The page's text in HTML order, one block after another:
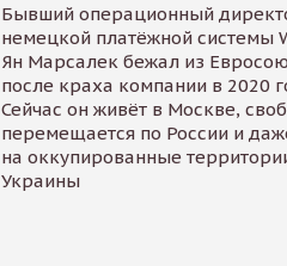
Бывший операционный
немецкой платёжной системы
Ян Марсалек бежал из
после краха компании в 2020
Сейчас он живёт в Москве,
перемещается по России и
на оккупированные
Украины